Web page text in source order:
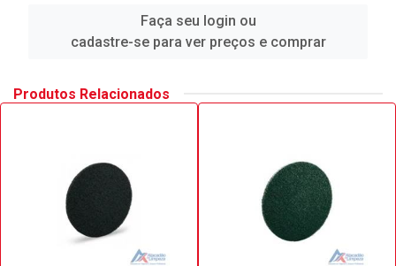
Faça seu login ou
cadastre-se para ver preços e comprar
Produtos Relacionados